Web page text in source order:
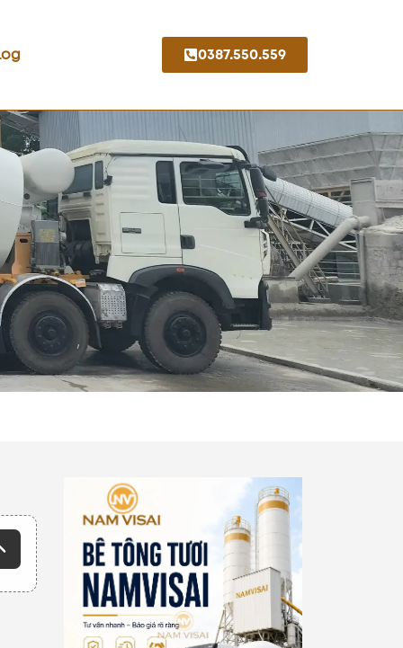
0387.550.559